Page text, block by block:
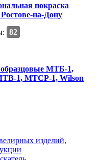
покраска
на-Дону
82
МТБ-1,
1, МТСР-1, Wilson